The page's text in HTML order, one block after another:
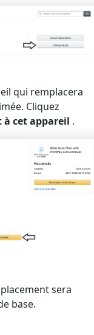
qui remplacera
Cliquez
à cet appareil .
sera
base.